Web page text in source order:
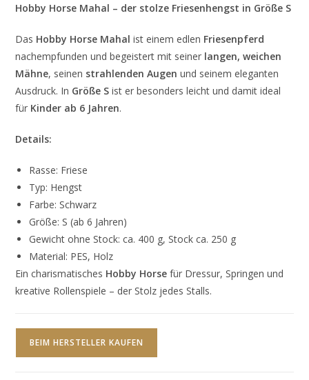
Hobby Horse Mahal – der stolze Friesenhengst in Größe S
Das Hobby Horse Mahal ist einem edlen Friesenpferd
nachempfunden und begeistert mit seiner langen, weichen
Mähne, seinen strahlenden Augen und seinem eleganten
Ausdruck. In Größe S ist er besonders leicht und damit ideal
für Kinder ab 6 Jahren.
Details:
Rasse: Friese
Typ: Hengst
Farbe: Schwarz
Größe: S (ab 6 Jahren)
Gewicht ohne Stock: ca. 400 g, Stock ca. 250 g
Material: PES, Holz
Ein charismatisches Hobby Horse für Dressur, Springen und
kreative Rollenspiele – der Stolz jedes Stalls.
BEIM HERSTELLER KAUFEN